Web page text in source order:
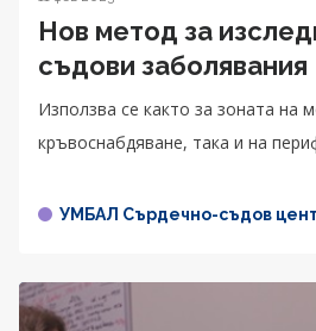
Нов метод за
съдови заболявания
Използва се както за зоната на
кръвоснабдяване, така и на
УМБАЛ Сърдечно-съдов